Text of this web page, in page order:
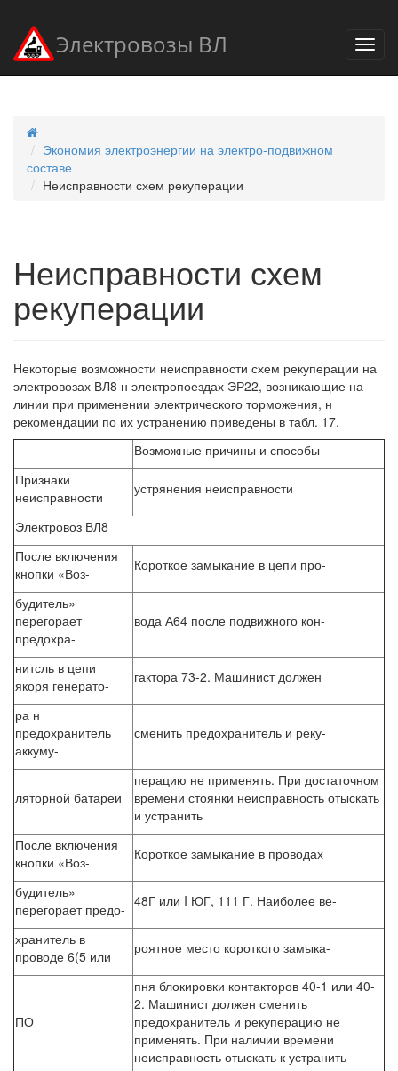
Электровозы ВЛ
Экономия электроэнергии на электро-подвижном
составе
Неисправности схем рекуперации
Неисправности схем
рекуперации
Некоторые возможности неисправности схем рекуперации на
электровозах ВЛ8 н электропоездах ЭР22, возникающие на
линии при применении электрического торможения, н
рекомендации по их устранению приведены в табл. 17.
Возможные причины и способы
Признаки
неисправности
устрянения неисправности
Электровоз ВЛ8
После включения
кнопки «Воз-
Короткое замыкание в цепи про-
будитель»
перегорает
предохра-
вода А64 после подвижного кон-
нитсль в цепи
якоря генерато-
гактора 73-2. Машинист должен
ра н
предохранитель
аккуму-
сменить предохранитель и реку-
ляторной батареи
перацию не применять. При достаточном
времени стоянки неисправность отыскать
и устранить
После включения
кнопки «Воз-
Короткое замыкание в проводах
будитель»
перегорает предо- 48Г или I ЮГ, 111 Г. Наиболее ве-
хранитель в
проводе 6(5 или
роятное место короткого замыка-
ПО
пня блокировки контакторов 40-1 или 40-
2. Машинист должен сменить
предохранитель и рекуперацию не
применять. При наличии времени
неисправность отыскать к устранить